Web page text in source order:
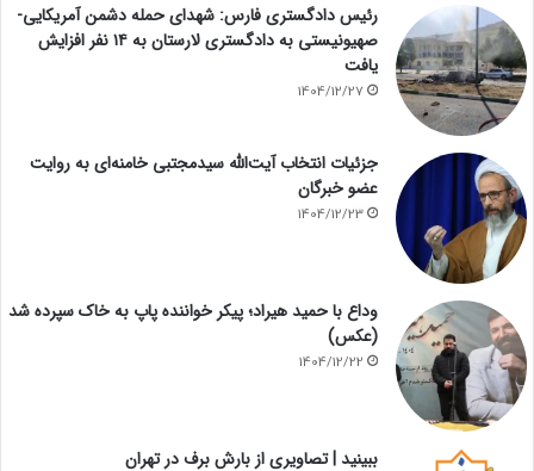
رئیس دادگستری فارس: شهدای حمله دشمن آمریکایی-
صهیونیستی به دادگستری لارستان به ۱۴ نفر افزایش
یافت
1404/12/27
جزئیات انتخاب آیت‌الله سیدمجتبی خامنه‌ای به روایت
عضو خبرگان
1404/12/23
وداع با حمید هیراد؛ پیکر خواننده پاپ به خاک سپرده شد
(عکس)
1404/12/22
ببینید | تصاویری از بارش برف در تهران